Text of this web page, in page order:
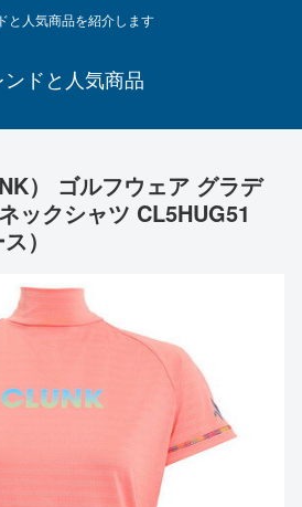
と人気商品を紹介します
ンドと人気商品
） ゴルフウェア グラデ
ックシャツ CL5HUG51
）